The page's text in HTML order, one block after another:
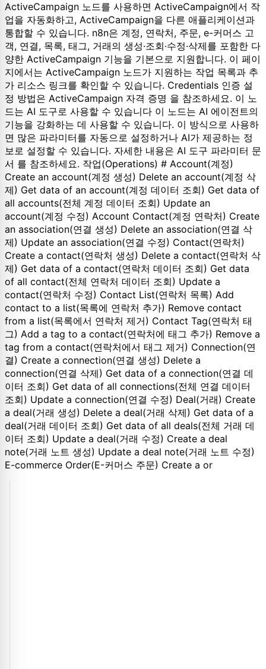
ActiveCampaign 노드를 사용하면 ActiveCampaign에서 작
업을 자동화하고, ActiveCampaign을 다른 애플리케이션과
통합할 수 있습니다. n8n은 계정, 연락처, 주문, e-커머스 고
객, 연결, 목록, 태그, 거래의 생성·조회·수정·삭제를 포함한 다
양한 ActiveCampaign 기능을 기본으로 지원합니다. 이 페이
지에서는 ActiveCampaign 노드가 지원하는 작업 목록과 추
가 리소스 링크를 확인할 수 있습니다. Credentials 인증 설
정 방법은 ActiveCampaign 자격 증명 을 참조하세요. 이 노
드는 AI 도구로 사용할 수 있습니다 이 노드는 AI 에이전트의
기능을 강화하는 데 사용할 수 있습니다. 이 방식으로 사용하
면 많은 파라미터를 자동으로 설정하거나 AI가 제공하는 정
보로 설정할 수 있습니다. 자세한 내용은 AI 도구 파라미터 문
서 를 참조하세요. 작업(Operations) # Account(계정)
Create an account(계정 생성) Delete an account(계정 삭
제) Get data of an account(계정 데이터 조회) Get data of
all accounts(전체 계정 데이터 조회) Update an
account(계정 수정) Account Contact(계정 연락처) Create
an association(연결 생성) Delete an association(연결 삭
제) Update an association(연결 수정) Contact(연락처)
Create a contact(연락처 생성) Delete a contact(연락처 삭
제) Get data of a contact(연락처 데이터 조회) Get data
of all contact(전체 연락처 데이터 조회) Update a
contact(연락처 수정) Contact List(연락처 목록) Add
contact to a list(목록에 연락처 추가) Remove contact
from a list(목록에서 연락처 제거) Contact Tag(연락처 태
그) Add a tag to a contact(연락처에 태그 추가) Remove a
tag from a contact(연락처에서 태그 제거) Connection(연
결) Create a connection(연결 생성) Delete a
connection(연결 삭제) Get data of a connection(연결 데
이터 조회) Get data of all connections(전체 연결 데이터
조회) Update a connection(연결 수정) Deal(거래) Create
a deal(거래 생성) Delete a deal(거래 삭제) Get data of a
deal(거래 데이터 조회) Get data of all deals(전체 거래 데
이터 조회) Update a deal(거래 수정) Create a deal
note(거래 노트 생성) Update a deal note(거래 노트 수정)
E-commerce Order(E-커머스 주문) Create a or